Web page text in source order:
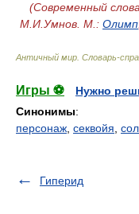
(Современный
М.И.Умнов. М.: Олимп
Античный мир. Словарь-
Игры ⚽
Нужно
Синонимы:
персонаж секвойя
Гиперид